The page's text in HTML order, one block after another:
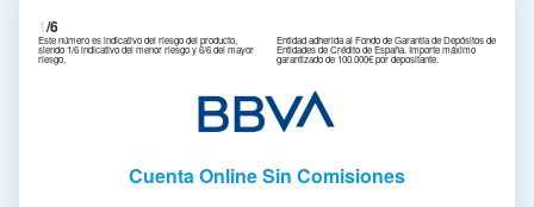
1/6
Este número es indicativo del riesgo del producto,
siendo 1/6 indicativo del menor riesgo y 6/6 del mayor
riesgo.
Entidad adherida al Fondo de Garantía de Depósitos de
Entidades de Crédito de España. Importe máximo
garantizado de 100.000€ por depositante.
Cuenta Online Sin Comisiones